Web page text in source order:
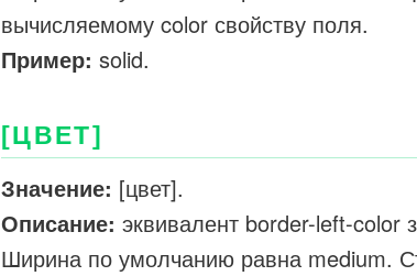
вычисляемому color свойству поля.
Пример: solid.
[ЦВЕТ]
Значение: [цвет].
Описание: эквивалент border-left-color
Ширина по умолчанию равна medium.